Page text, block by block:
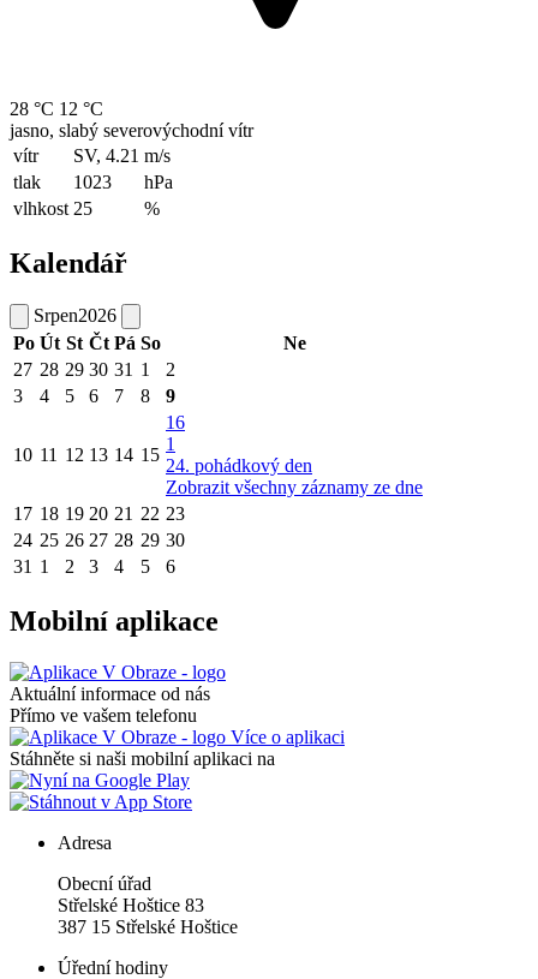
28 °C 12 °C
jasno, slabý severovýchodní vítr
vítr
SV, 4.21 m/s
tlak
1023
hPa
vlhkost 25 %
Kalendář
Srpen2026
Po Út St Čt Pá So
Ne
27 28 29 30 31 1
2
3
4 5 6 7 8 9
10 11 12 13 14 15
16
1
24. pohádkový den
Zobrazit všechny záznamy ze dne
17 18 19 20 21 22 23
24 25 26 27 28 29 30
31 1 2 3 4 5 6
Mobilní aplikace
Aktuální informace od nás
Přímo ve vašem telefonu
Více o aplikaci
Stáhněte si naši mobilní aplikaci na
Adresa
Obecní úřad
Střelské Hoštice 83
387 15 Střelské Hoštice
Úřední hodiny